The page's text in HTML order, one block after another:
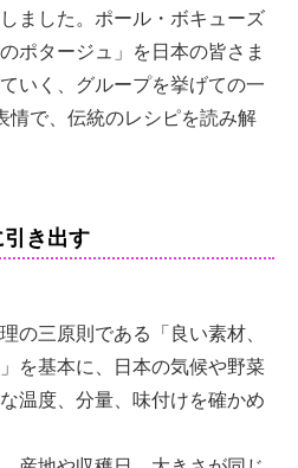
ました。ポール・ボキューズ
ポタージュ」を日本の皆さま
いく、グループを挙げての一
情で、伝統のレシピを読み解
き出す
の三原則である「良い素材、
を基本に、日本の気候や野菜
温度、分量、味付けを確かめ